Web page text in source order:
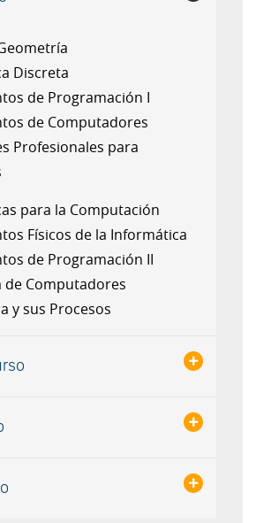
Discreta
de Programación I
de Computadores
Profesionales para
para la Computación
Físicos de la Informática
de Programación II
de Computadores
y sus Procesos